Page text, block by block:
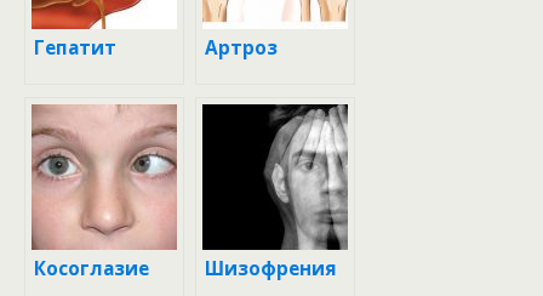
Гепатит Артроз
Косоглазие Шизофрения